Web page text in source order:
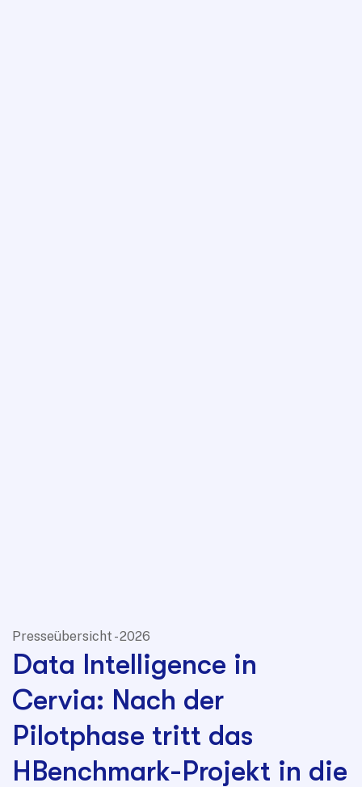
Presseübersicht - 2026
Data Intelligence in
Cervia: Nach der
Pilotphase tritt das
HBenchmark-Projekt in die